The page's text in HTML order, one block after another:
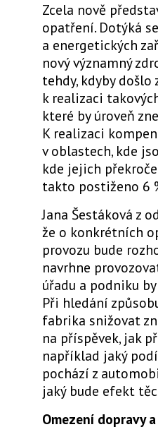
Zcela nově
opatření. Dotýká
a energetických
nový významný
tehdy, kdyby
k realizaci
které by úroveň
K realizaci
v oblastech, kde
kde jejich
takto postiženo 6
Jana Šestáková z
že o konkrétních
provozu bude
navrhne
úřadu a podniku
Při hledání
fabrika snižovat
na příspěvek, jak
například jaký
pochází z
jaký bude efekt
Omezení dopravy